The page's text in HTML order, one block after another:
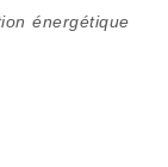
énergétique